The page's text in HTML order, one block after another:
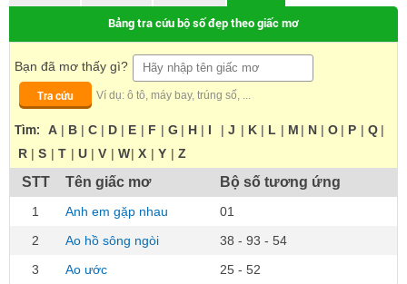
Bảng tra cứu bộ số đẹp theo giấc mơ
Bạn đã mơ thấy gì?
Tra cứu
Ví dụ: ô tô, máy bay, trúng số, ...
Tìm: A | B | C | D | E | F | G | H | I | J | K | L | M | N | O | P | Q |
R | S | T | U | V | W| X | Y | Z
STT Tên giấc mơ Bộ số tương ứng
1 Anh em gặp nhau
01
2
Ao hồ sông ngòi
38 - 93 - 54
3
Ao ước
25 - 52